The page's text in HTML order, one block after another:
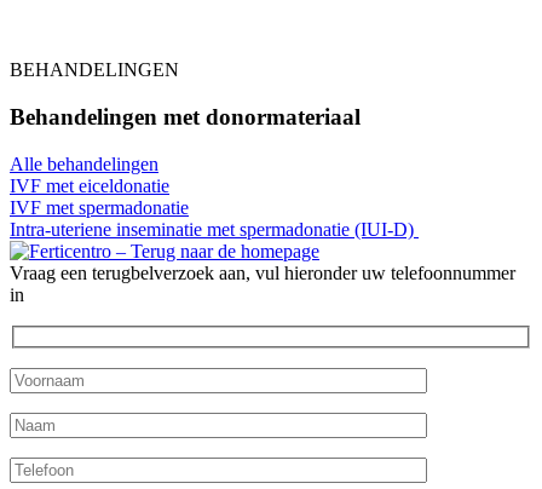
BEHANDELINGEN
Behandelingen met donormateriaal
Alle behandelingen
IVF met eiceldonatie
IVF met spermadonatie
Intra-uteriene inseminatie met spermadonatie (IUI-D)
Vraag een terugbelverzoek aan, vul hieronder uw telefoonnummer
in